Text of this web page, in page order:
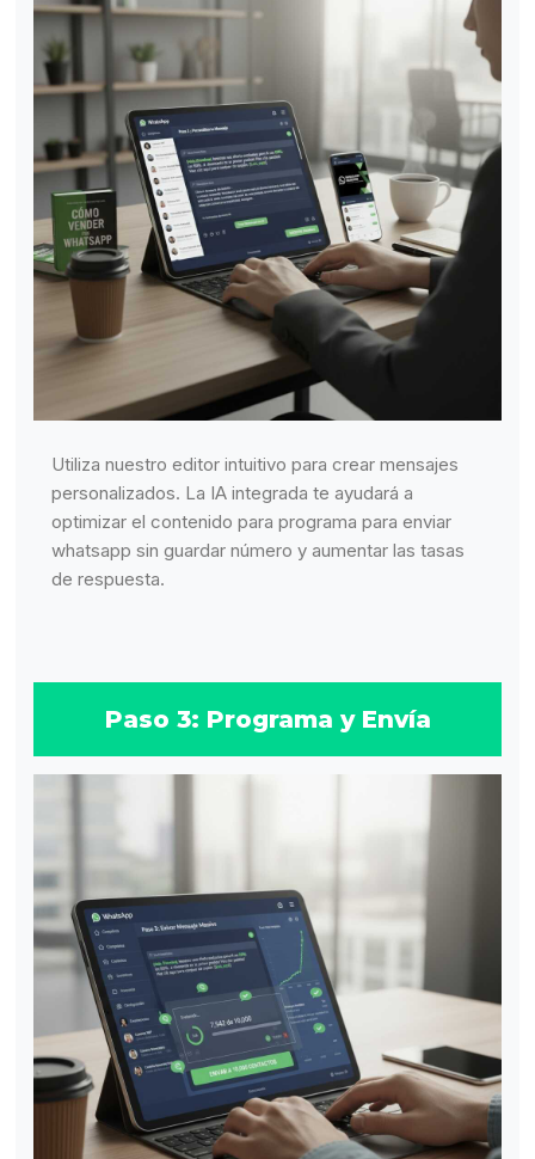
Utiliza nuestro editor intuitivo para crear mensajes
personalizados. La IA integrada te ayudará a
optimizar el contenido para programa para enviar
whatsapp sin guardar número y aumentar las tasas
de respuesta.
Paso 3: Programa y Envía